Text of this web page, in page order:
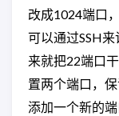
改成1024端口
可以通过SSH
来就把22端口
置两个端口，
添加一个新的